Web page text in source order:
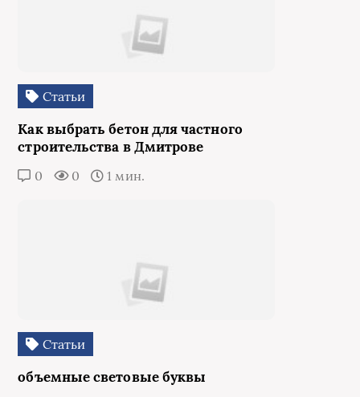
Статьи
Как выбрать бетон для частного
строительства в Дмитрове
0 0 1 мин.
Статьи
объемные световые буквы